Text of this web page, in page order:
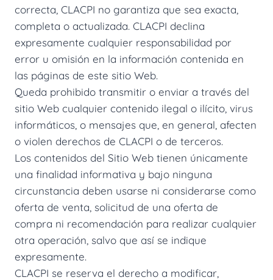
correcta, CLACPI no garantiza que sea exacta,
completa o actualizada. CLACPI declina
expresamente cualquier responsabilidad por
error u omisión en la información contenida en
las páginas de este sitio Web.
Queda prohibido transmitir o enviar a través del
sitio Web cualquier contenido ilegal o ilícito, virus
informáticos, o mensajes que, en general, afecten
o violen derechos de CLACPI o de terceros.
Los contenidos del Sitio Web tienen únicamente
una finalidad informativa y bajo ninguna
circunstancia deben usarse ni considerarse como
oferta de venta, solicitud de una oferta de
compra ni recomendación para realizar cualquier
otra operación, salvo que así se indique
expresamente.
CLACPI se reserva el derecho a modificar,